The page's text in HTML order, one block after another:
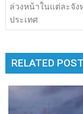
ล่วงหน้าในแต่ละจัง
ประเทศ
RELATED